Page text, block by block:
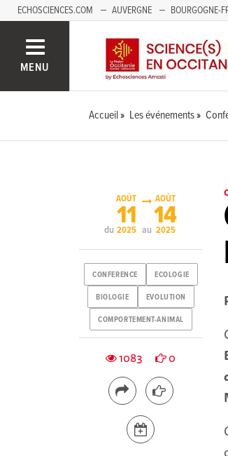
ECHOSCIENCES.COM AUVERGNE BOURGOGNE-
MENU
Accueil Les événements
du
AOÛT
11
2025 au
AOÛT
14
2025
CONFERENCE ECOLOGIE
BIOLOGIE EVOLUTION
COMPORTEMENT-ANIMAL
1083 0